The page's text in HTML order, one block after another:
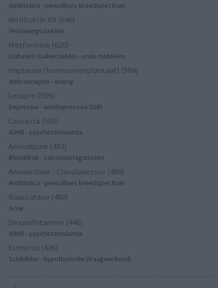
Antibiotica - penicillines breedspectrum
Wellbutrin XR (646)
Verslavingsziekten
Metformine (620)
Diabetes (suikerziekte) - orale middelen
Implanon (hormoonimplantaat) (584)
Anticonceptie - overig
Lexapro (509)
Depressie - antidepressiva SSRI
Concerta (503)
ADHD - psychostimulantia
Amlodipine (493)
Bloeddruk - calciumantagonisten
Amoxicilline / Clavulaanzuur (486)
Antibiotica - penicillines breedspectrum
Roaccutane (480)
Acne
Dexamfetamine (446)
ADHD - psychostimulantia
Euthyrox (436)
Schildklier - hypothyroidie (traagwerkend)